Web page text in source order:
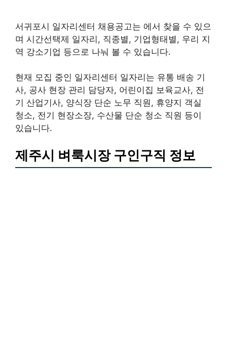
서귀포시 일자리센터 채용공고는 에서 찾을 수 있으
며 시간선택제 일자리, 직종별, 기업형태별, 우리 지
역 강소기업 등으로 나눠 볼 수 있습니다.
현재 모집 중인 일자리센터 일자리는 유통 배송 기
사, 공사 현장 관리 담당자, 어린이집 보육교사, 전
기 산업기사, 양식장 단순 노무 직원, 휴양지 객실
청소, 전기 현장소장, 수산물 단순 청소 직원 등이
있습니다.
제주시 벼룩시장 구인구직 정보